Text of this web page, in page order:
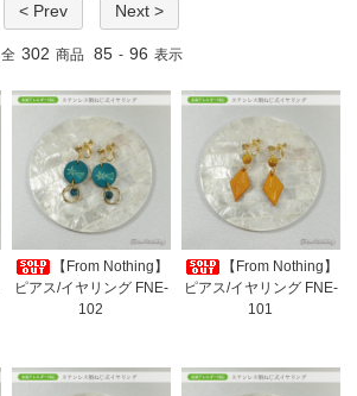
< Prev Next >
全 302 商品 85 - 96 表示
【From Nothing】
ピアス/イヤリング FNE-
102
【From Nothing】
ピアス/イヤリング FNE-
101